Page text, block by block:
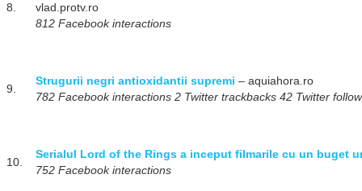
8.
vlad.protv.ro
812 Facebook interactions
9.
Strugurii negri antioxidantii supremi – aquiahora.ro
782 Facebook interactions 2 Twitter trackbacks 42 Twitter
10.
Serialul Lord of the Rings a inceput filmarile cu un buget
752 Facebook interactions